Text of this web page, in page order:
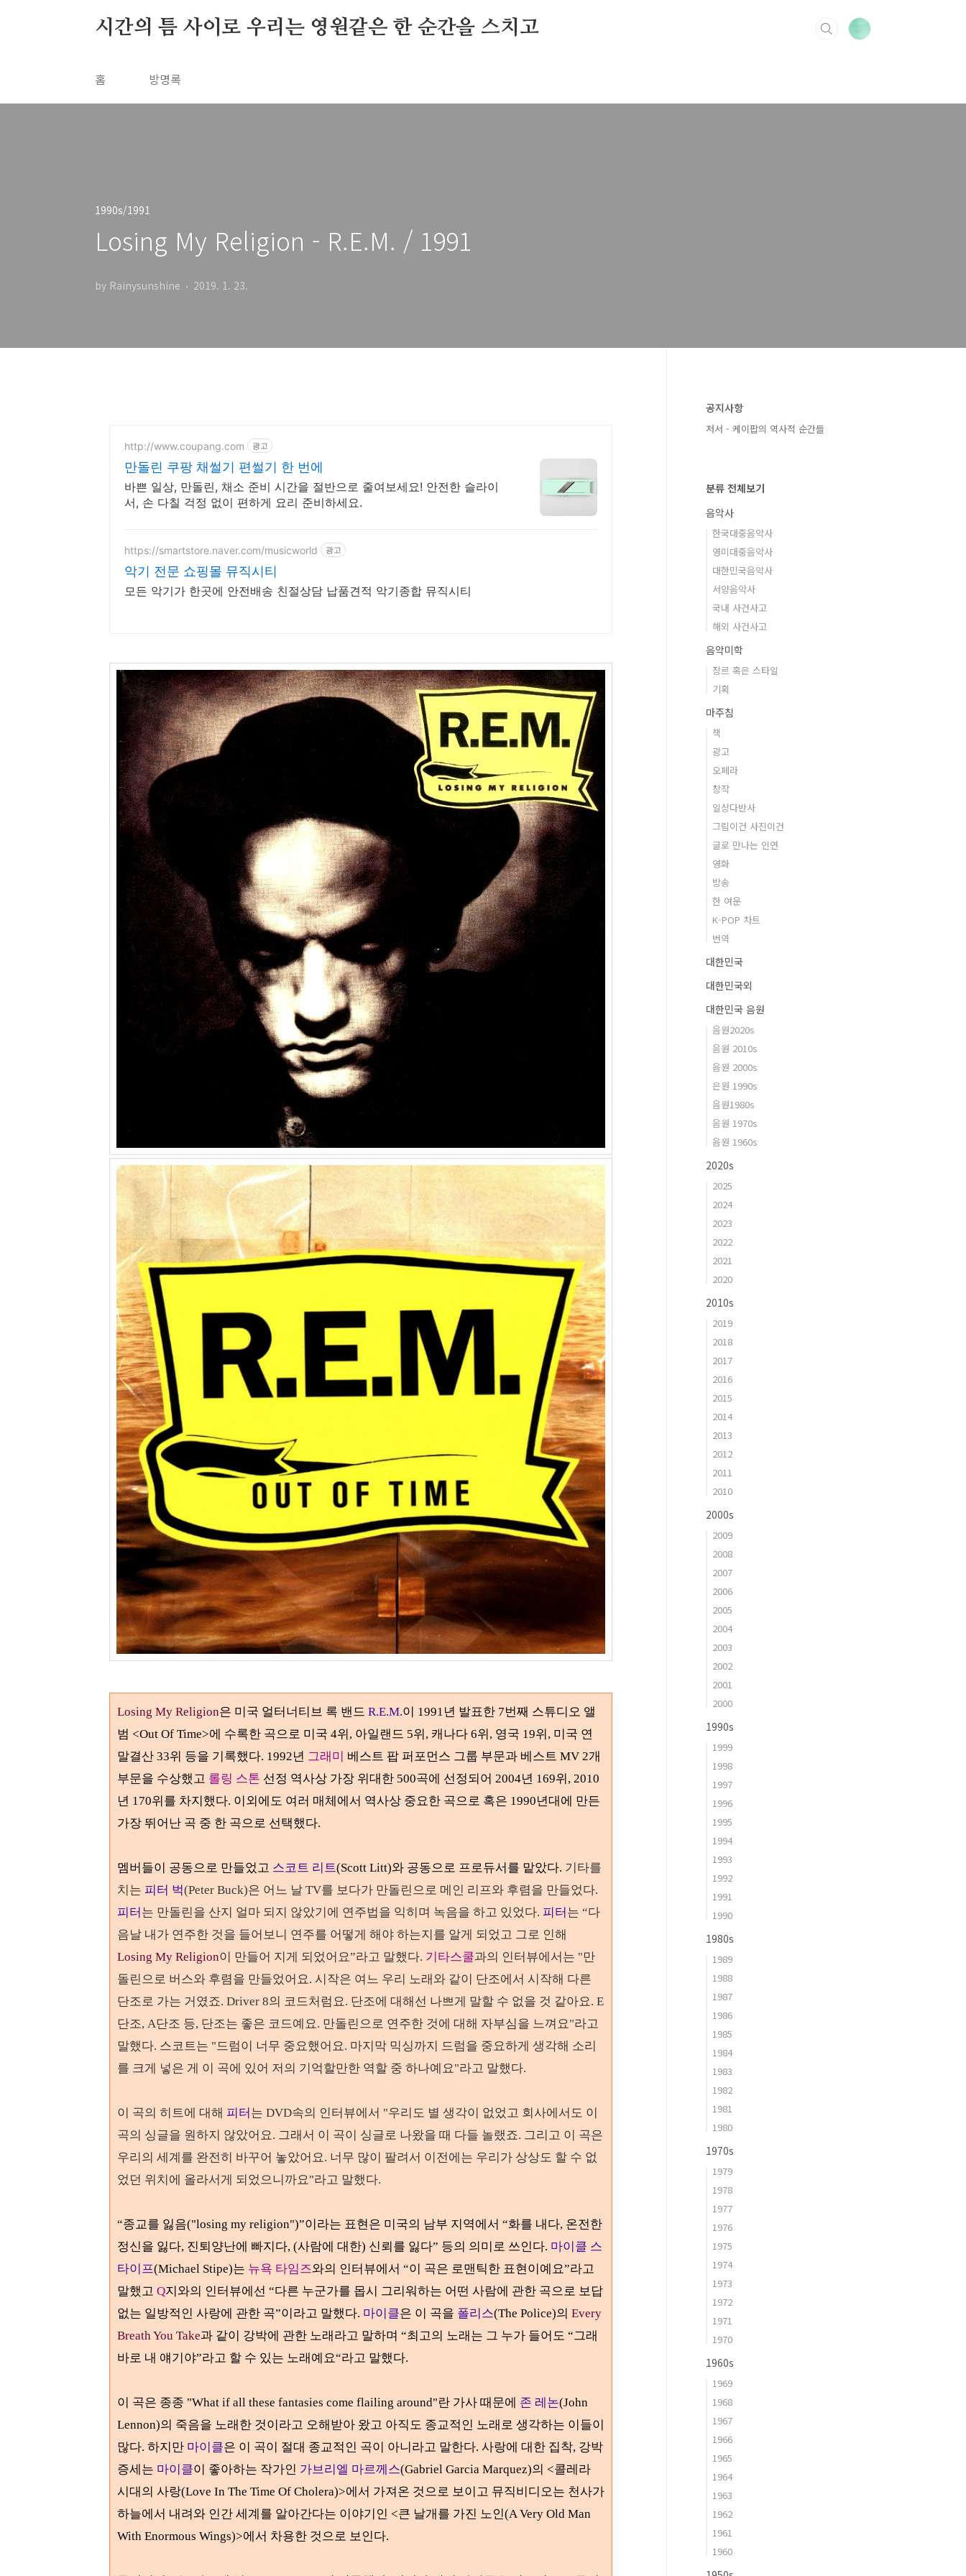
시간의 틈 사이로 우리는 영원같은 한 순간을 스치고
홈 방명록
1990s/1991
Losing My Religion - R.E.M. / 1991
by Rainysunshine 2019. 1. 23.
http://www.coupang.com 광고
만돌린 쿠팡 채썰기 편썰기 한 번에
바쁜 일상, 만돌린, 채소 준비 시간을 절반으로 줄여보세요! 안전한 슬라이
서, 손 다칠 걱정 없이 편하게 요리 준비하세요.
https://smartstore.naver.com/musicworld 광고
악기 전문 쇼핑몰 뮤직시티
모든 악기가 한곳에 안전배송 친절상담 납품견적 악기종합 뮤직시티
Losing My Religion은 미국 얼터너티브 록 밴드 R.E.M.이 1991년 발표한 7번째 스튜디오 앨
범 <Out Of Time>에 수록한 곡으로 미국 4위, 아일랜드 5위, 캐나다 6위, 영국 19위, 미국 연
말결산 33위 등을 기록했다. 1992년 그래미 베스트 팝 퍼포먼스 그룹 부문과 베스트 MV 2개
부문을 수상했고 롤링 스톤 선정 역사상 가장 위대한 500곡에 선정되어 2004년 169위 , 2010
년 170위를 차지했다. 이외에도 여러 매체에서 역사상 중요한 곡으로 혹은 1990년대에 만든
가장 뛰어난 곡 중 한 곡으로 선택했다.
멤버들이 공동으로 만들었고 스코트 리트(Scott Litt)와 공동으로 프로듀서를 맡았다. 기타를
치는 피터 벅(Peter Buck)은 어느 날 TV를 보다가 만돌린으로 메인 리프와 후렴을 만들었다.
피터 는 만돌린을 산지 얼마 되지 않았기에 연주법을 익히며 녹음을 하고 있었다. 피터 는 “다
음날 내가 연주한 것을 들어보니 연주를 어떻게 해야 하는지를 알게 되었고 그로 인해
Losing My Religion이 만들어 지게 되었어요”라고 말했다. 기타스쿨과의 인터뷰에서는 "만
돌린으로 버스와 후렴을 만들었어요. 시작은 여느 우리 노래와 같이 단조에서 시작해 다른
단조로 가는 거였죠. Driver 8의 코드처럼요. 단조에 대해선 나쁘게 말할 수 없을 것 같아요. E
단조, A단조 등, 단조는 좋은 코드예요. 만돌린으로 연주한 것에 대해 자부심을 느껴요"라고
말했다. 스코트는 "드럼이 너무 중요했어요. 마지막 믹싱까지 드럼을 중요하게 생각해 소리
를 크게 넣은 게 이 곡에 있어 저의 기억할만한 역할 중 하나예요"라고 말했다.
이 곡의 히트에 대해 피터 는 DVD속의 인터뷰에서 "우리도 별 생각이 없었고 회사에서도 이
곡의 싱글을 원하지 않았어요. 그래서 이 곡이 싱글로 나왔을 때 다들 놀랬죠. 그리고 이 곡은
우리의 세계를 완전히 바꾸어 놓았어요. 너무 많이 팔려서 이전에는 우리가 상상도 할 수 없
었던 위치에 올라서게 되었으니까요"라고 말했다.
“종교를 잃음("losing my religion")”이라는 표현은 미국의 남부 지역에서 “화를 내다, 온전한
정신을 잃다, 진퇴양난에 빠지다, (사람에 대한) 신뢰를 잃다” 등의 의미로 쓰인다. 마이클 스
타이프(Michael Stipe)는 뉴욕 타임즈와의 인터뷰에서 “이 곡은 로맨틱한 표현이예요”라고
말했고 Q지와의 인터뷰에선 “다른 누군가를 몹시 그리워하는 어떤 사람에 관한 곡으로 보답
없는 일방적인 사랑에 관한 곡”이라고 말했다. 마이클은 이 곡을 폴리스(The Police)의 Every
Breath You Take과 같이 강박에 관한 노래라고 말하며 “최고의 노래는 그 누가 들어도 “그래
바로 내 얘기야”라고 할 수 있는 노래예요“라고 말했다.
이 곡은 종종 "What if all these fantasies come flailing around"란 가사 때문에 존 레논(John
Lennon)의 죽음을 노래한 것이라고 오해받아 왔고 아직도 종교적인 노래로 생각하는 이들이
많다. 하지만 마이클은 이 곡이 절대 종교적인 곡이 아니라고 말한다. 사랑에 대한 집착, 강박
증세는 마이클이 좋아하는 작가인 가브리엘 마르께스(Gabriel Garcia Marquez)의 <콜레라
시대의 사랑(Love In The Time Of Cholera)>에서 가져온 것으로 보이고 뮤직비디오는 천사가
하늘에서 내려와 인간 세계를 알아간다는 이야기인 <큰 날개를 가진 노인(A Very Old Man
With Enormous Wings)>에서 차용한 것으로 보인다.
공지사항
저서 - 케이팝의 역사적 순간들
분류 전체보기
음악사
한국대중음악사
영미대중음악사
대한민국음악사
서양음악사
국내 사건사고
해외 사건사고
음악미학
장르 혹은 스타일
기획
마주침
책
광고
오페라
창작
일상다반사
그림이건 사진이건
글로 만나는 인연
영화
방송
한 여운
K-POP 차트
번역
대한민국
대한민국외
대한민국 음원
음원2020s
음원 2010s
음원 2000s
은원 1990s
음원1980s
음원 1970s
음원 1960s
2020s
2025
2024
2023
2022
2021
2020
2010s
2019
2018
2017
2016
2015
2014
2013
2012
2011
2010
2000s
2009
2008
2007
2006
2005
2004
2003
2002
2001
2000
1990s
1999
1998
1997
1996
1995
1994
1993
1992
1991
1990
1980s
1989
1988
1987
1986
1985
1984
1983
1982
1981
1980
1970s
1979
1978
1977
1976
1975
1974
1973
1972
1971
1970
1960s
1969
1968
1967
1966
1965
1964
1963
1962
1961
1960